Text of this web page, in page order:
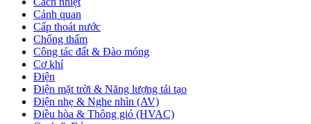
Cảnh quan
Cấp thoát nước
Chống thấm
Công tác đất & Đào móng
Cơ khí
Điện
Điện mặt trời & Năng lượng tái tạo
Điện nhẹ & Nghe nhìn (AV)
Điều hòa & Thông gió (HVAC)